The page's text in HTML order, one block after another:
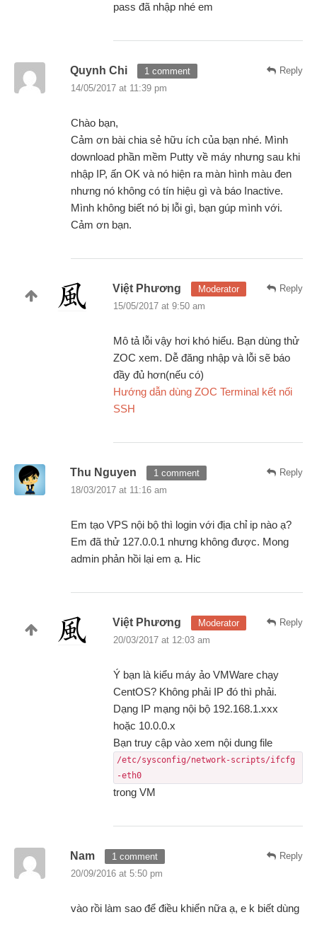
pass đã nhập nhé em
Reply
Quynh Chi
1 comment
14/05/2017 at 11:39 pm
Chào bạn,
Cảm ơn bài chia sẻ hữu ích của bạn nhé. Mình
download phần mềm Putty về máy nhưng sau khi
nhập IP, ấn OK và nó hiện ra màn hình màu đen
nhưng nó không có tín hiệu gì và báo Inactive.
Mình không biết nó bị lỗi gì, bạn gúp mình với.
Cảm ơn bạn.
Reply
Việt Phương
Moderator
15/05/2017 at 9:50 am
Mô tả lỗi vậy hơi khó hiểu. Bạn dùng thử
ZOC xem. Dễ đăng nhập và lỗi sẽ báo
đầy đủ hơn(nếu có)
Hướng dẫn dùng ZOC Terminal kết nối
SSH
Reply
Thu Nguyen
1 comment
18/03/2017 at 11:16 am
Em tạo VPS nội bộ thì login với địa chỉ ip nào ạ?
Em đã thử 127.0.0.1 nhưng không được. Mong
admin phản hồi lại em ạ. Hic
Reply
Việt Phương
Moderator
20/03/2017 at 12:03 am
Ý bạn là kiểu máy ảo VMWare chạy
CentOS? Không phải IP đó thì phải.
Dạng IP mạng nội bộ 192.168.1.xxx
hoặc 10.0.0.x
Bạn truy cập vào xem nội dung file
/etc/sysconfig/network-scripts/ifcfg
-eth0
trong VM
Reply
Nam
1 comment
20/09/2016 at 5:50 pm
vào rồi làm sao để điều khiển nữa ạ, e k biết dùng